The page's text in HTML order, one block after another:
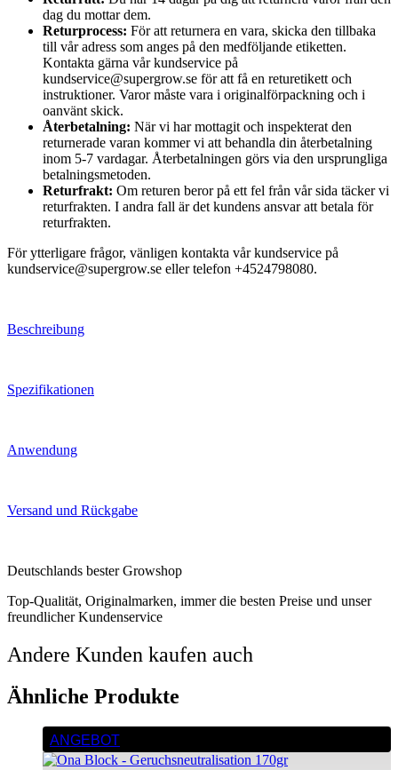
dag du mottar dem.
Returprocess: För att returnera en vara, skicka den tillbaka
till vår adress som anges på den medföljande etiketten.
Kontakta gärna vår kundservice på
kundservice@supergrow.se för att få en returetikett och
instruktioner. Varor måste vara i originalförpackning och i
oanvänt skick.
Återbetalning: När vi har mottagit och inspekterat den
returnerade varan kommer vi att behandla din återbetalning
inom 5-7 vardagar. Återbetalningen görs via den ursprungliga
betalningsmetoden.
Returfrakt: Om returen beror på ett fel från vår sida täcker vi
returfrakten. I andra fall är det kundens ansvar att betala för
returfrakten.
För ytterligare frågor, vänligen kontakta vår kundservice på
kundservice@supergrow.se eller telefon +4524798080.
Beschreibung
Spezifikationen
Anwendung
Versand und Rückgabe
Deutschlands bester Growshop
Top-Qualität, Originalmarken, immer die besten Preise und unser
freundlicher Kundenservice
Andere Kunden kaufen auch
Ähnliche Produkte
ANGEBOT